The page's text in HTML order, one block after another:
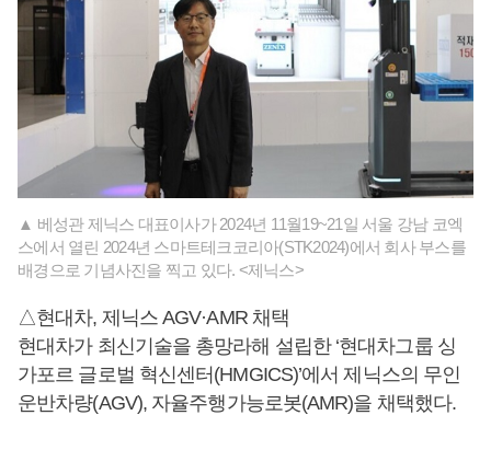
▲ 베성관 제닉스 대표이사가 2024년 11월19~21일 서울 강남 코엑
스에서 열린 2024년 스마트테크코리아(STK2024)에서 회사 부스를
배경으로 기념사진을 찍고 있다. <제닉스>
△현대차, 제닉스 AGV·AMR 채택
현대차가 최신기술을 총망라해 설립한 ‘현대차그룹 싱
가포르 글로벌 혁신센터(HMGICS)’에서 제닉스의 무인
운반차량(AGV), 자율주행가능로봇(AMR)을 채택했다.